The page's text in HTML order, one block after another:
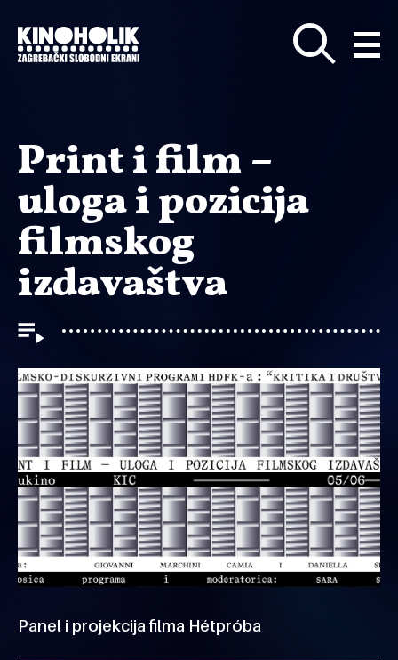
glavni
sadržaj
Print i film –
uloga i pozicija
filmskog
izdavaštva
Panel i projekcija filma Hétpróba